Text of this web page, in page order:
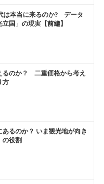
は本当に来るのか? データ
国」の現実【前編】
るのか？ 二重価格から考え
方
るのか？ いま観光地が向き
の役割